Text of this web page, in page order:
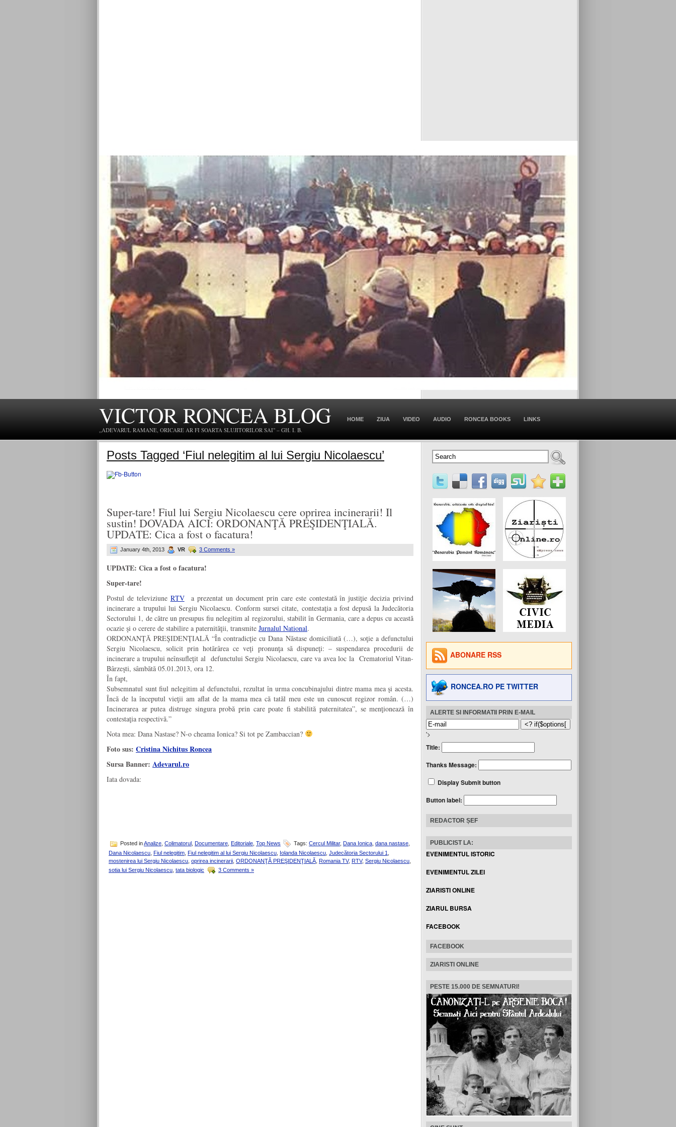
VICTOR RONCEA BLOG
„ADEVARUL RAMANE, ORICARE AR FI SOARTA SLUJITORILOR SAI" – GH. I. B.
HOME ZIUA VIDEO AUDIO RONCEA BOOKS LINKS
Posts Tagged ‘Fiul nelegitim al lui Sergiu Nicolaescu’
Super-tare! Fiul lui Sergiu Nicolaescu cere oprirea incinerarii! Il
sustin! DOVADA AICI: ORDONANŢĂ PREŞIDENŢIALĂ.
UPDATE: Cica a fost o facatura!
January 4th, 2013 VR 3 Comments »
UPDATE: Cica a fost o facatura!
Super-tare!
Postul de televiziune RTVa prezentat un document prin care este contestată în justiţie decizia privind
incinerare a trupului lui Sergiu Nicolaescu. Conform sursei citate, contestaţia a fost depusă la Judecătoria
Sectorului 1, de către un presupus fiu nelegitim al regizorului, stabilit în Germania, care a depus cu această
ocazie şi o cerere de stabilire a paternităţii, transmite Jurnalul National.
ORDONANŢĂ PREŞIDENŢIALĂ “În contradicţie cu Dana Năstase domiciliată (…), soţie a defunctului
Sergiu Nicolaescu, solicit prin hotărârea ce veţi pronunţa să dispuneţi: – suspendarea procedurii de
incinerare a trupului neînsufleţit al defunctului Sergiu Nicolaescu, care va avea loc la Crematoriul Vitan-
Bârzeşti, sâmbătă 05.01.2013, ora 12.
În fapt,
Subsemnatul sunt fiul nelegitim al defunctului, rezultat în urma concubinajului dintre mama mea şi acesta.
Încă de la începutul vieţii am aflat de la mama mea că tatăl meu este un cunoscut regizor român. (…)
Incinerarea ar putea distruge singura probă prin care poate fi stabilită paternitatea”, se menţionează în
contestaţia respectivă.”
Nota mea: Dana Nastase? N-o cheama Ionica? Si tot pe Zambaccian?
Foto sus: Cristina Nichitus Roncea
Sursa Banner: Adevarul.ro
Iata dovada:
Posted inAnalize Colimatorul Documentare Editoriale Top News Tags: Cercul Militar, Dana Ionica dana nastase
Dana Nicolaescu Fiul nelegitim Fiul nelegitim al lui Sergiu Nicolaescu Iolanda Nicolaescu Judecătoria Sectorului 1
mostenirea lui Sergiu Nicolaescu oprirea incinerarii ORDONANŢĂ PREŞIDENŢIALĂ Romania TV, RTV, Sergiu Nicolaescu
sotia lui Sergiu Nicolaescu tata biologic 3 Comments »
ABONARE RSS
RONCEA.RO PE TWITTER
ALERTE SI INFORMATII PRIN E-MAIL
'>
Title:
Thanks Message:
Display Submit button
Button label:
REDACTOR ȘEF
PUBLICIST LA:
EVENIMENTUL ISTORIC
EVENIMENTUL ZILEI
ZIARISTI ONLINE
ZIARUL BURSA
FACEBOOK
FACEBOOK
ZIARISTI ONLINE
PESTE 15.000 DE SEMNATURI!